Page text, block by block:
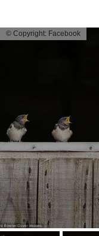
© Copyright: Facebook